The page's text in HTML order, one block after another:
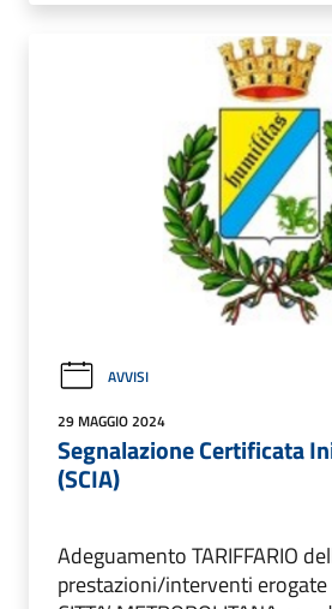
AVVISI
29 MAGGIO 2024
Segnalazione Certificata
(SCIA)
Adeguamento TARIFFARIO
prestazioni/interventi erogate